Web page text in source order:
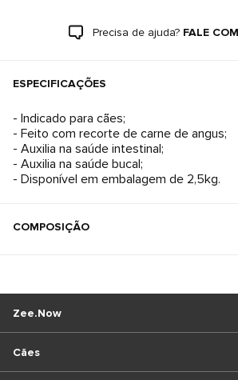
Precisa de ajuda? FALE
ESPECIFICAÇÕES
- Indicado para cães;
- Feito com recorte de carne de angus;
- Auxilia na saúde intestinal;
- Auxilia na saúde bucal;
- Disponível em embalagem de 2,5kg.
COMPOSIÇÃO
Cães
Zee.Now